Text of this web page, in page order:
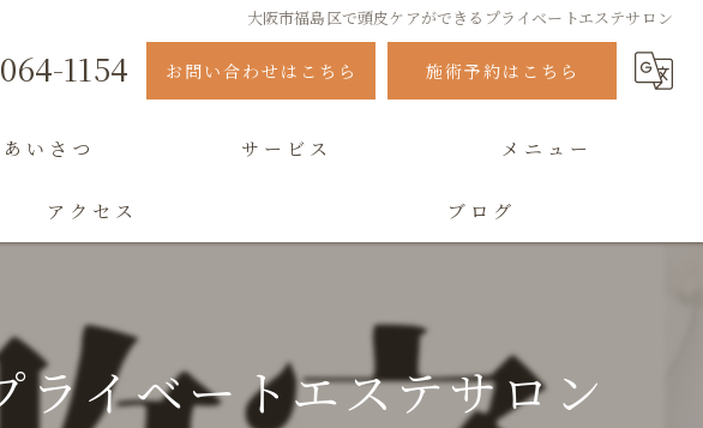
大阪市福島区で頭皮ケアができるプライベートエステサロン
1154 お問い合わせはこちら 施術予約はこちら
いさつ サービス メニュー
アクセス ブログ
イベートエステサロン